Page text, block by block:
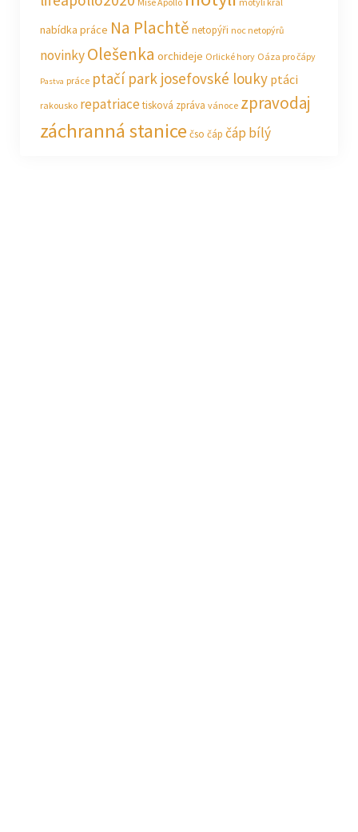
nabídka práce Na Plachtě netopýři noc netopýrů
novinkyOlešenka orchideje Orlické hory Oáza pro čápy
Pastva práce ptačí park josefovské louky ptáci
rakousko repatriacetisková zpráva vánoce zpravodaj
záchranná stanice čso čáp čáp bílý